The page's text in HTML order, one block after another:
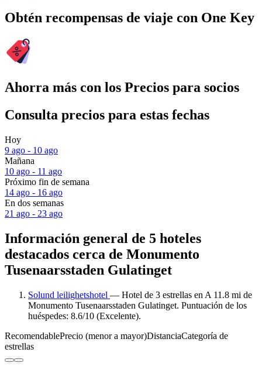
Obtén recompensas de viaje con One Key
Ahorra más con los Precios para socios
Consulta precios para estas fechas
Hoy
9 ago - 10 ago
Mañana
10 ago - 11 ago
Próximo fin de semana
14 ago - 16 ago
En dos semanas
21 ago - 23 ago
Información general de 5 hoteles
destacados cerca de Monumento
Tusenaarsstaden Gulatinget
Solund leilighetshotel — Hotel de 3 estrellas en A 11.8 mi de
Monumento Tusenaarsstaden Gulatinget. Puntuación de los
huéspedes: 8.6/10 (Excelente).
RecomendablePrecio (menor a mayor)DistanciaCategoría de
estrellas